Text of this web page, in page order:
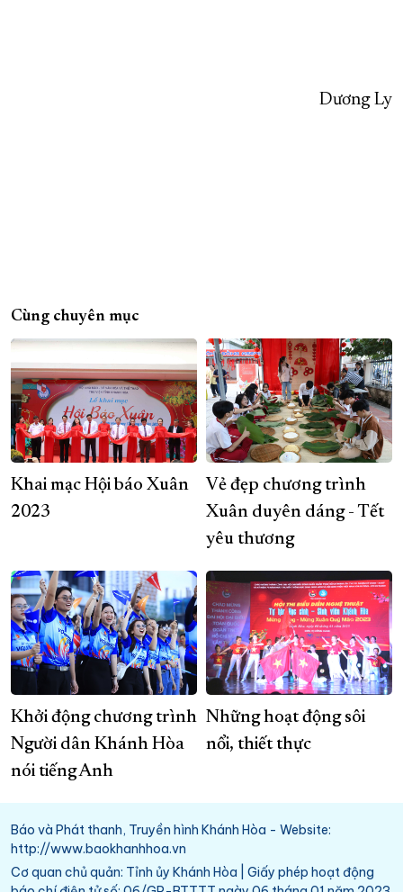
Dương Ly
Cùng chuyên mục
Khai mạc Hội báo Xuân
2023
Vẻ đẹp chương trình
Xuân duyên dáng - Tết
yêu thương
Khởi động chương trình
Người dân Khánh Hòa
nói tiếng Anh
Những hoạt động sôi
nổi, thiết thực
Báo và Phát thanh, Truyền hình Khánh Hòa - Website:
http://www.baokhanhhoa.vn
Cơ quan chủ quản: Tỉnh ủy Khánh Hòa | Giấy phép hoạt động